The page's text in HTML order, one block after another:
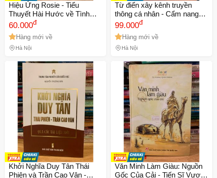
Hiệu Ứng Rosie - Tiểu
Thuyết Hài Hước về Tình
Yêu và Gia Đình, Tác Giả
Graeme Simson, Phần Tiếp
Theo Dự Án Rosie
60.000đ
Hàng mới về
Hà Nội
Từ điển xây kênh truyền
thông cá nhân - Cẩm nang
phát triển nội dung sáng tạo
và tối ưu hóa mạng xã hội
của Cấn Mạnh Linh
99.000đ
Hàng mới về
Hà Nội
Khởi Nghĩa Duy Tân Thái
Phiên và Trần Cao Vân -
Văn Minh Làm Giàu: Nguồn
Gốc Của Cải - Tiến Sĩ Vương